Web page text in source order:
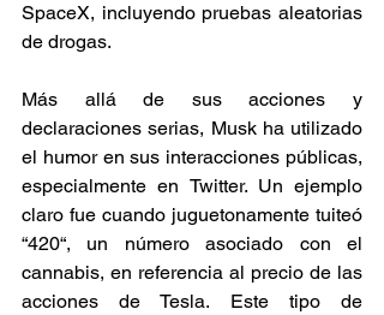
SpaceX, incluyendo pruebas aleatorias
de drogas.
Más allá de sus acciones y
declaraciones serias, Musk ha utilizado
el humor en sus interacciones públicas,
especialmente en Twitter. Un ejemplo
claro fue cuando juguetonamente tuiteó
“420“, un número asociado con el
cannabis, en referencia al precio de las
acciones de Tesla. Este tipo de